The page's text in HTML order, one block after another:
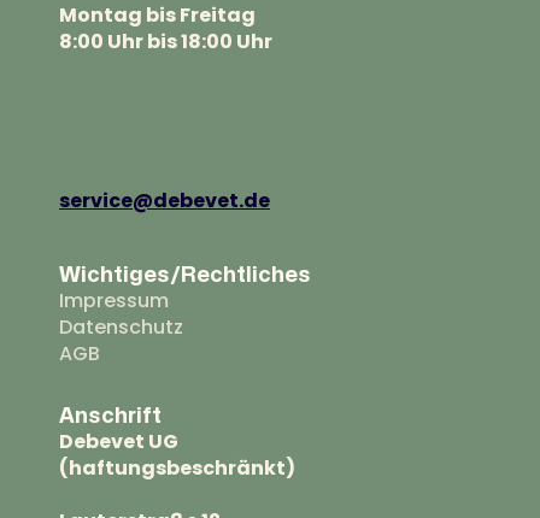
Montag bis Freitag
8:00 Uhr bis 18:00 Uhr
service@debevet.de
Wichtiges/Rechtliches
Impressum
Datenschutz
AGB
Anschrift
Debevet UG
(haftungsbeschränkt)